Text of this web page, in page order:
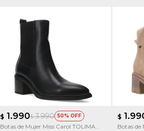
$ 1.990$ 3.990 50
Botas de Mujer Miss Carol TOLIMA
$
Botas de